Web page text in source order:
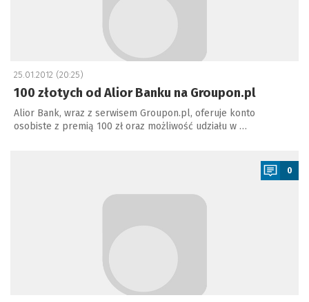
25.01.2012 (20:25)
100 złotych od Alior Banku na Groupon.pl
Alior Bank, wraz z serwisem Groupon.pl, oferuje konto
osobiste z premią 100 zł oraz możliwość udziału w …
0